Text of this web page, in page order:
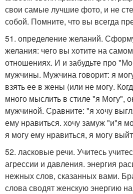
свои самые лучшие фото, и не
собой. Помните, что вы всегда
51. определение желаний.
желания: чего вы хотите на
отношениях. И и забудьте про
мужчины. Мужчина говорит: я
взять ее в жены (или не могу.
много мыслить в стиле "я Могу",
мужчиной. Сравните: "я хочу
ему нравиться. хочу замуж "и"я
я могу ему нравиться, я могу
52. ласковые речи. Учитесь
агрессии и давления. энергия
нежных слов, сказанных вами.
слова сводят женскую энергию на